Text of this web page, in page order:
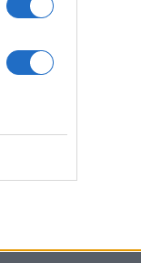
συναυλιών,